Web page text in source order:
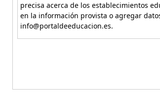
precisa acerca de los establecimientos
en la información provista o agregar
info@portaldeeducacion.es.